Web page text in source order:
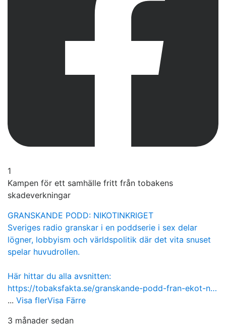
1
Kampen för ett samhälle fritt från tobakens
skadeverkningar
GRANSKANDE PODD: NIKOTINKRIGET
Sveriges radio granskar i en poddserie i sex delar
lögner, lobbyism och världspolitik där det vita snuset
spelar huvudrollen.
Här hittar du alla avsnitten:
https://tobaksfakta.se/granskande-podd-fran-ekot-n…
... Visa flerVisa Färre
3 månader sedan